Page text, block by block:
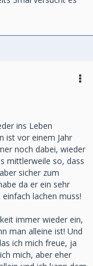
ins Leben
ist vor einem Jahr
noch dabei, wieder
mittlerweile so, dass
sicher zum
da er ein sehr
lachen muss!
immer wieder ein,
man alleine ist! Und
ich mich freue, ja
mich, aber eher